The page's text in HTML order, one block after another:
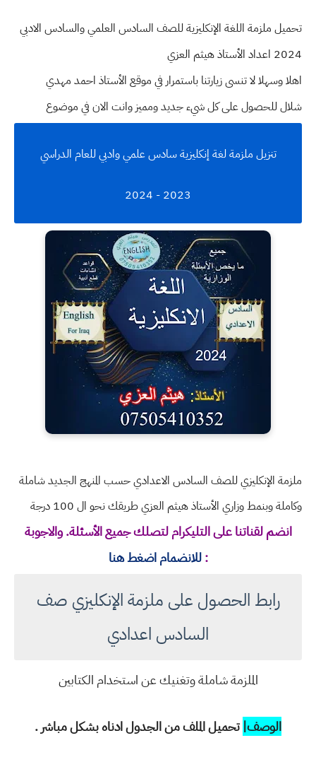
تحميل ملزمة اللغة الإنكليزية للصف السادس العلمي والسادس الادبي
2024 اعداد الأستاذ هيثم العزي
اهلا وسهلالا تنسى زيارتنا باستمرار في موقع الأستاذ احمد مهدي
شلال للحصول على كل شيء جديد ومميز وانت الان في موضوع
تنزيل ملزمة لغة إنكليزية سادس علمي وادبي للعام الدراسي
2023 - 2024
ملزمة الإنكليزي للصف السادس الاعدادي حسب المنهج الجديد شاملة
وكاملة وبنمط وزاري الأستاذ هيثم العزي طريقك نحو ال 100 درجة
انضم لقناتنا على التليكرام لتصلك جميع الأسئلة. والاجوبة
: للانضمام اضغط هنا
رابط الحصول على ملزمة الإنكليزي صف
السادس اعدادي
الملزمة شاملة وتغنيك عن استخدام الكتابين
الوصف|تحميل الملف من الجدول ادناه بشكل مباشر .